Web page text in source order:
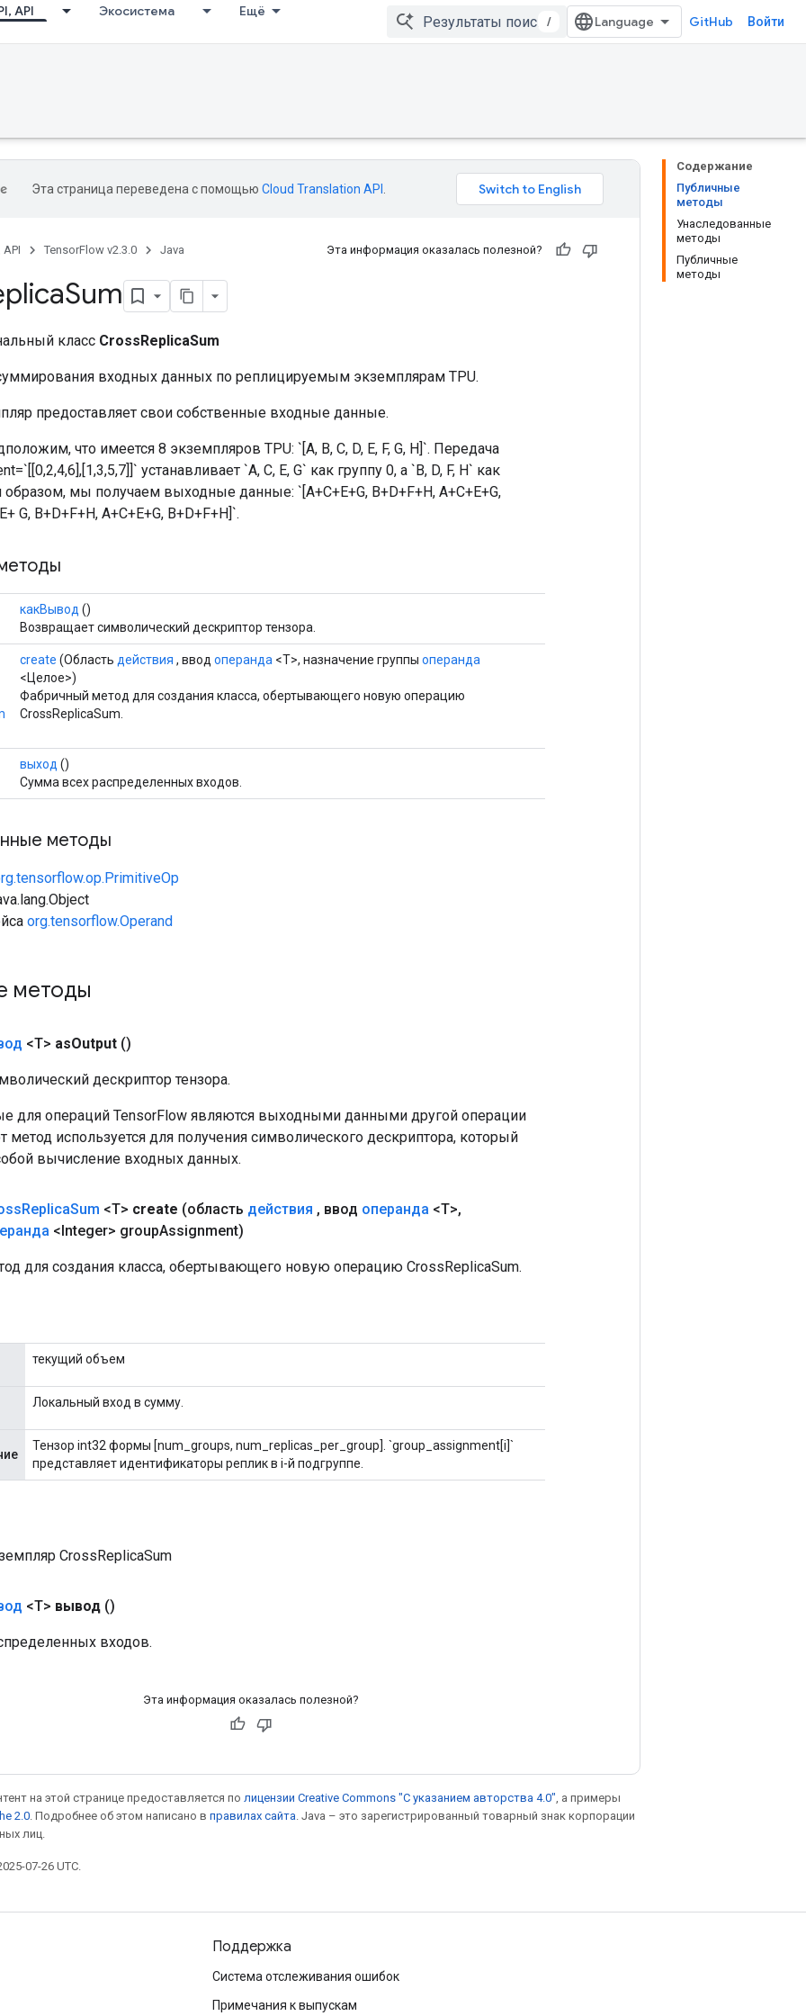
API Экосистема Ещё
/ GitHub Войти
Содержание
Публичные
методы
Унаследованные
методы
Публичные
методы
Эта страница переведена с помощью Cloud Translation API
API TensorFlow v2.3.0 Java Эта информация оказалась полезной?
Sum
класс CrossReplicaSum
входных данных по реплицируемым экземплярам TPU.
предоставляет свои собственные входные данные.
что имеется 8 экземпляров TPU: `[A, B, C, D, E, F, G, H]`. Передача
устанавливает `A, C, E, G` как группу 0, а `B, D, F, H` как
образом, мы получаем выходные данные: `[A+C+E+G, B+D+F+H, A+C+E+G,
G, B+D+F+H, A+C+E+G, B+D+F+H]`.
какВывод ()
Возвращает символический дескриптор тензора.
create (Область действия , ввод операнда <T>, назначение группы операнда
<Целое>)
Фабричный метод для создания класса, обертывающего новую операцию
CrossReplicaSum.
выход ()
Сумма всех распределенных входов.
методы
org.tensorflow.Operand
методы
<T> asOutput ()
дескриптор тензора.
для операций TensorFlow являются выходными данными другой операции
метод используется для получения символического дескриптора, который
вычисление входных данных.
ReplicaSum <T> create (область действия , ввод операнда <T>,
<Integer> groupAssignment)
для создания класса, обертывающего новую операцию CrossReplicaSum.
текущий объем
Локальный вход в сумму.
Тензор int32 формы [num_groups, num_replicas_per_group]. `group_assignment[i]`
представляет идентификаторы реплик в i-й подгруппе.
CrossReplicaSum
<T> вывод ()
входов.
Эта информация оказалась полезной?
на этой странице предоставляется по лицензии Creative Commons "С указанием авторства 4.0" , а примеры
2.0 . Подробнее об этом написано в правилах сайта . Java – это зарегистрированный товарный знак корпорации
лиц.
07-26 UTC.
Поддержка
Система отслеживания ошибок
Примечания к выпускам